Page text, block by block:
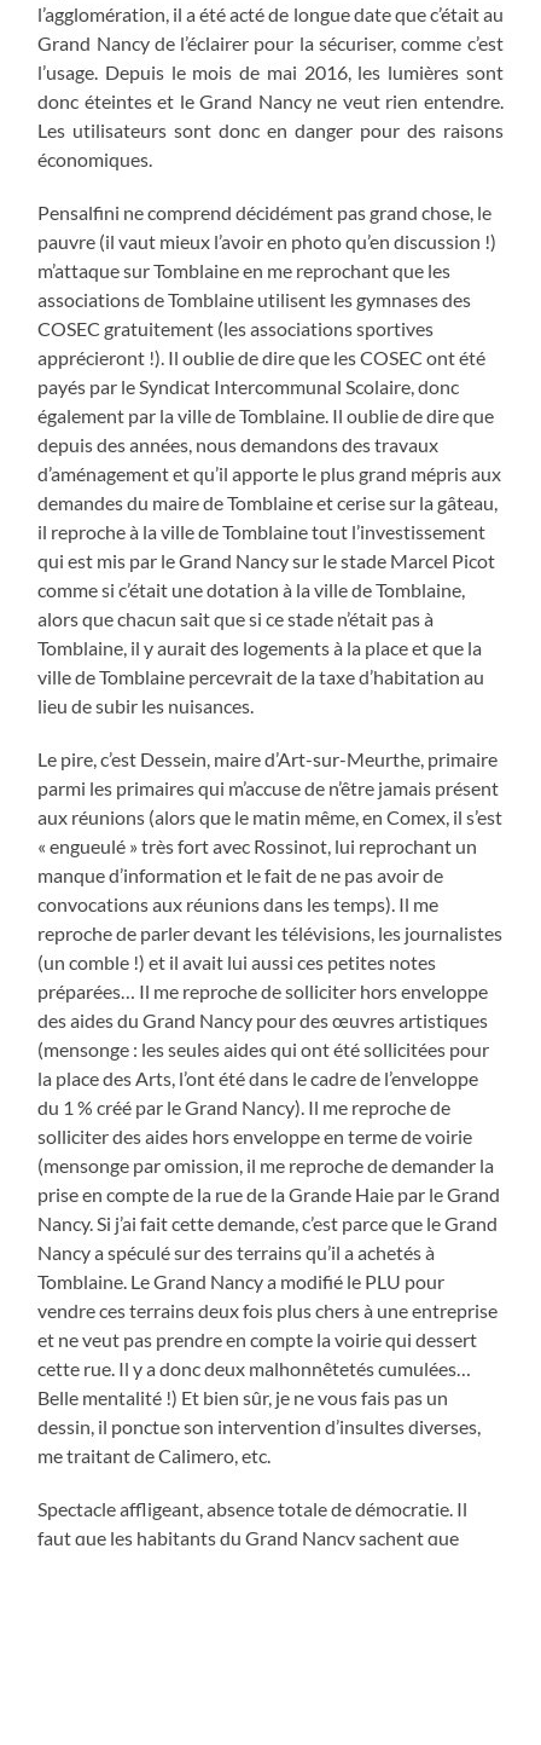
l’agglomération, il a été acté de longue date que c’était au
Grand Nancy de l’éclairer pour la sécuriser, comme c’est
l’usage. Depuis le mois de mai 2016, les lumières sont
donc éteintes et le Grand Nancy ne veut rien entendre.
Les utilisateurs sont donc en danger pour des raisons
économiques.
Pensalfini ne comprend décidément pas grand chose, le
pauvre (il vaut mieux l’avoir en photo qu’en discussion !)
m’attaque sur Tomblaine en me reprochant que les
associations de Tomblaine utilisent les gymnases des
COSEC gratuitement (les associations sportives
apprécieront !). Il oublie de dire que les COSEC ont été
payés par le Syndicat Intercommunal Scolaire, donc
également par la ville de Tomblaine. Il oublie de dire que
depuis des années, nous demandons des travaux
d’aménagement et qu’il apporte le plus grand mépris aux
demandes du maire de Tomblaine et cerise sur la gâteau,
il reproche à la ville de Tomblaine tout l’investissement
qui est mis par le Grand Nancy sur le stade Marcel Picot
comme si c’était une dotation à la ville de Tomblaine,
alors que chacun sait que si ce stade n’était pas à
Tomblaine, il y aurait des logements à la place et que la
ville de Tomblaine percevrait de la taxe d’habitation au
lieu de subir les nuisances.
Le pire, c’est Dessein, maire d’Art-sur-Meurthe, primaire
parmi les primaires qui m’accuse de n’être jamais présent
aux réunions (alors que le matin même, en Comex, il s’est
« engueulé » très fort avec Rossinot, lui reprochant un
manque d’information et le fait de ne pas avoir de
convocations aux réunions dans les temps). Il me
reproche de parler devant les télévisions, les journalistes
(un comble !) et il avait lui aussi ces petites notes
préparées… Il me reproche de solliciter hors enveloppe
des aides du Grand Nancy pour des œuvres artistiques
(mensonge : les seules aides qui ont été sollicitées pour
la place des Arts, l’ont été dans le cadre de l’enveloppe
du 1 % créé par le Grand Nancy). Il me reproche de
solliciter des aides hors enveloppe en terme de voirie
(mensonge par omission, il me reproche de demander la
prise en compte de la rue de la Grande Haie par le Grand
Nancy. Si j’ai fait cette demande, c’est parce que le Grand
Nancy a spéculé sur des terrains qu’il a achetés à
Tomblaine. Le Grand Nancy a modifié le PLU pour
vendre ces terrains deux fois plus chers à une entreprise
et ne veut pas prendre en compte la voirie qui dessert
cette rue. Il y a donc deux malhonnêtetés cumulées…
Belle mentalité !) Et bien sûr, je ne vous fais pas un
dessin, il ponctue son intervention d’insultes diverses,
me traitant de Calimero, etc.
Spectacle affligeant, absence totale de démocratie. Il
faut que les habitants du Grand Nancy sachent que